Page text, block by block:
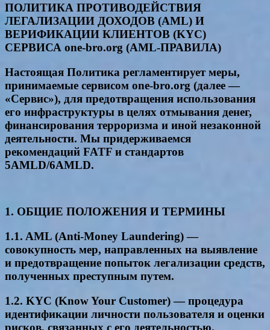
ПОЛИТИКА ПРОТИВОДЕЙСТВИЯ
ЛЕГАЛИЗАЦИИ ДОХОДОВ (AML) И
ВЕРИФИКАЦИИ КЛИЕНТОВ (KYC)
СЕРВИСА one-bro.org (AML-ПРАВИЛА)
Настоящая Политика регламентирует меры,
принимаемые сервисом one-bro.org (далее —
«Сервис»), для предотвращения использования
его инфраструктуры в целях отмывания денег,
финансирования терроризма и иной незаконной
деятельности. Мы придерживаемся
рекомендаций FATF и стандартов
5AMLD/6AMLD.
1. ОБЩИЕ ПОЛОЖЕНИЯ И ТЕРМИНЫ
1.1. AML (Anti-Money Laundering) —
совокупность мер, направленных на выявление
и предотвращение попыток легализации средств,
полученных преступным путем.
1.2. KYC (Know Your Customer) — процедура
идентификации личности пользователя и оценки
рисков, связанных с его деятельностью.